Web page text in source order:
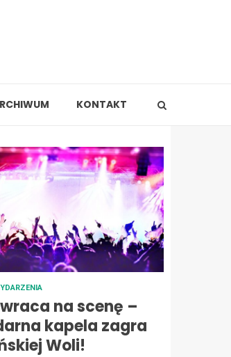
KONTAKT
na scenę –
kapela zagra
Woli!